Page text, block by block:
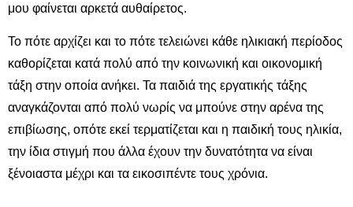
μου φαίνεται αρκετά αυθαίρετος.
Το πότε αρχίζει και το πότε τελειώνει κάθε ηλικιακή περίοδος
καθορίζεται κατά πολύ από την κοινωνική και οικονομική
τάξη στην οποία ανήκει. Τα παιδιά της εργατικής τάξης
αναγκάζονται από πολύ νωρίς να μπούνε στην αρένα της
επιβίωσης, οπότε εκεί τερματίζεται και η παιδική τους ηλικία,
την ίδια στιγμή που άλλα έχουν την δυνατότητα να είναι
ξένοιαστα μέχρι και τα εικοσιπέντε τους χρόνια.